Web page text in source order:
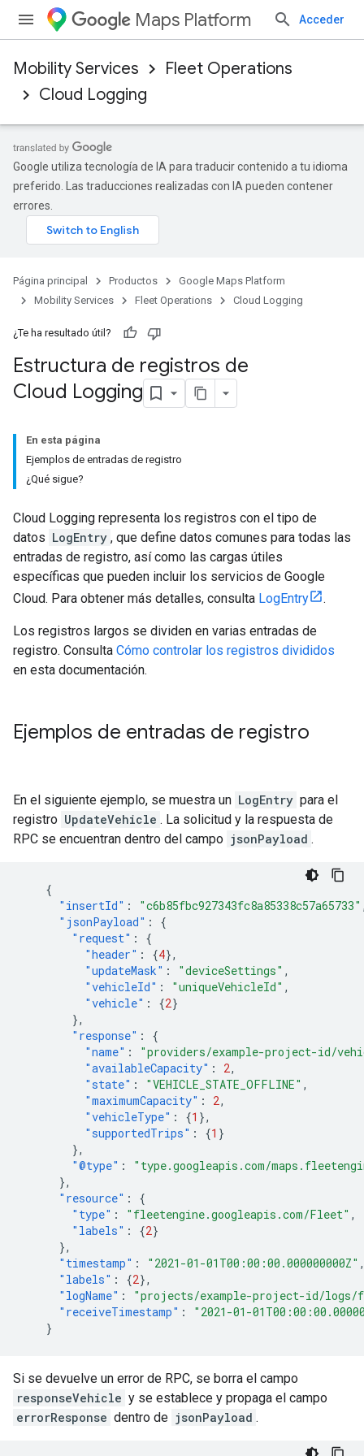
Maps Platform Acceder
Mobility Services
Fleet Operations
Cloud Logging
Google utiliza tecnología de IA para traducir contenido a tu idioma
preferido. Las traducciones realizadas con IA pueden contener
errores.
Página principal Productos
Google Maps Platform
Mobility Services
Fleet Operations Cloud Logging
¿Te ha resultado útil?
Estructura de registros de
Cloud Logging
En esta página
Ejemplos de entradas de registro
¿Qué sigue?
Cloud Logging representa los registros con el tipo de
datos LogEntry , que define datos comunes para todas las
entradas de registro, así como las cargas útiles
específicas que pueden incluir los servicios de Google
Cloud. Para obtener más detalles, consulta LogEntry .
Los registros largos se dividen en varias entradas de
registro. Consulta Cómo controlar los registros divididos
en esta documentación.
Ejemplos de entradas de registro
En el siguiente ejemplo, se muestra un LogEntry para el
registro UpdateVehicle . La solicitud y la respuesta de
RPC se encuentran dentro del campo jsonPayload .
{
"insertId" : "c6b85fbc927343fc8a85338c57a65733"
"jsonPayload" :
{
"request" :
{
"header" : {4},
"updateMask" : "deviceSettings" ,
"vehicleId" : "uniqueVehicleId" ,
"vehicle" : {2}
},
"response" :
{
"name" :
"providers/example-project-id/
"availableCapacity" : 2,
"state" : "VEHICLE_STATE_OFFLINE" ,
"maximumCapacity" : 2,
"vehicleType" : {1 },
"supportedTrips" : {1 }
},
"@type" :
"type.googleapis.com/
},
"resource" :
{
"type" : "fleetengine.googleapis.com/Fleet" ,
"labels" : {2}
},
"timestamp" : "2021-01-01T00:00:00.000000000Z"
"labels" : {2},
"logName" :
"projects/example-project-id/logs/
"receiveTimestamp" :
"2021-01-
}
Si se devuelve un error de RPC, se borra el campo
responseVehicle y se establece y propaga el campo
errorResponse dentro de jsonPayload .